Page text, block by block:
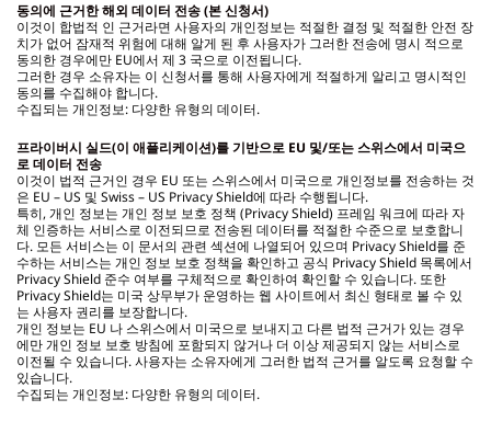
동의에 근거한 해외 데이터 전송 (본 신청서)
이것이 합법적 인 근거라면 사용자의 개인정보는 적절한 결정 및 적절한 안전 장
치가 없어 잠재적 위험에 대해 알게 된 후 사용자가 그러한 전송에 명시 적으로
동의한 경우에만 EU에서 제 3 국으로 이전됩니다.
그러한 경우 소유자는 이 신청서를 통해 사용자에게 적절하게 알리고 명시적인
동의를 수집해야 합니다.
수집되는 개인정보: 다양한 유형의 데이터.
프라이버시 실드(이 애플리케이션)를 기반으로 EU 및/또는 스위스에서 미국으
로 데이터 전송
이것이 법적 근거인 경우 EU 또는 스위스에서 미국으로 개인정보를 전송하는 것
은 EU – US 및 Swiss – US Privacy Shield에 따라 수행됩니다.
특히, 개인 정보는 개인 정보 보호 정책 (Privacy Shield) 프레임 워크에 따라 자
체 인증하는 서비스로 이전되므로 전송된 데이터를 적절한 수준으로 보호합니
다. 모든 서비스는 이 문서의 관련 섹션에 나열되어 있으며 Privacy Shield를 준
수하는 서비스는 개인 정보 보호 정책을 확인하고 공식 Privacy Shield 목록에서
Privacy Shield 준수 여부를 구체적으로 확인하여 확인할 수 있습니다. 또한
Privacy Shield는 미국 상무부가 운영하는 웹 사이트에서 최신 형태로 볼 수 있
는 사용자 권리를 보장합니다.
개인 정보는 EU 나 스위스에서 미국으로 보내지고 다른 법적 근거가 있는 경우
에만 개인 정보 보호 방침에 포함되지 않거나 더 이상 제공되지 않는 서비스로
이전될 수 있습니다. 사용자는 소유자에게 그러한 법적 근거를 알도록 요청할 수
있습니다.
수집되는 개인정보: 다양한 유형의 데이터.